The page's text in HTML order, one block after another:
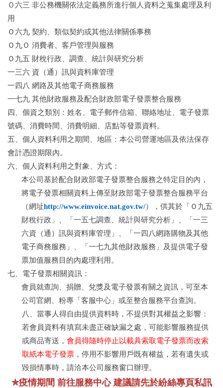
Ｏ六三 非公務機關依法定義務所進行個人資料之蒐集處理及利
用
Ｏ六九 契約、類似契約或其他法律關係事務
Ｏ九Ｏ 消費者、客戶管理與服務
Ｏ九五 財稅行政、調查、統計與研究分析
一三六 資（通）訊與資料庫管理
一四八 網路及其他電子商務服務
一七九 其他財政服務及配合財政部電子發票整合服務
四、個資之類別：姓名、電子郵件信箱、聯絡地址、電子發票
號碼、消費時間、消費明細、店點等發票資料。
五、個人資料利用之期間、地區：本公司營運地區及依法保存
會計憑證期限內。
六、個人資料利用之對象、方式：
本公司基於配合財政部電子發票整合服務之特定目的內，
將電子發票相關資料上傳至財政部電子發票整合服務平台
（網址http://www.einvoice.nat.gov.tw/），供其於「Ｏ九五
財稅行政」、「一五七調查、統計與研究分析」、「一三
六資（通）訊與資料庫管理」、「一四八網路購物及其他
電子商務服務」、「一七九其他財政服務」及提供電子發
票加值服務目的內處理利用。
七、電子發票相關資訊：
會員就查詢、捐贈、兌獎及電子發票有關之資訊，可至本
公司官網、粉專「客服中心」或至整合服務平台查詢。
八、當事人得自由提供資料時，不提供對其權益之影響：
若會員資料有填寫未盡正確缺漏之處，可能影響服務提供
或商品寄送，會員得隨時停止以載具索取電子發票而改索
取紙本電子發票 ，停用不影響用戶既有權益，若有遺失或
毀損情事時，請洽本公司服務窗口辦理。
✮疫情期間 前往服務中心 建議請先於紛絲專頁私訊